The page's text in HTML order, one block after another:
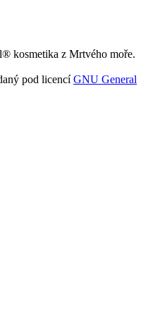
kosmetika z Mrtvého moře.
pod licencíGNU General